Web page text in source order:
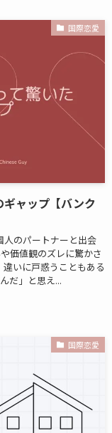
国際恋愛
ャップ【バンク
のパートナーと出会
価値観のズレに驚かさ
いに戸惑うこともある
だ」と思え...
国際恋愛